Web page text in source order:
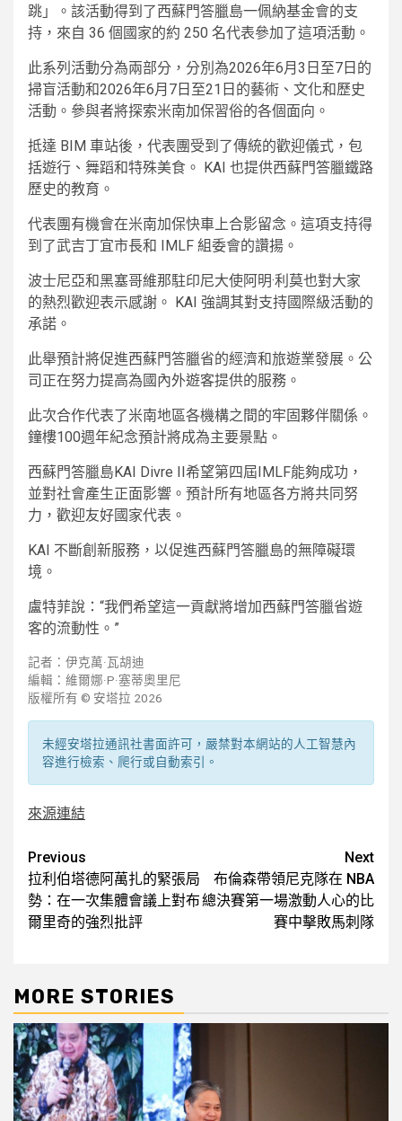
跳」。該活動得到了西蘇門答臘島一佩納基金會的支
持，來自 36 個國家的約 250 名代表參加了這項活動。
此系列活動分為兩部分，分別為2026年6月3日至7日的
掃盲活動和2026年6月7日至21日的藝術、文化和歷史
活動。參與者將探索米南加保習俗的各個面向。
抵達 BIM 車站後，代表團受到了傳統的歡迎儀式，包
括遊行、舞蹈和特殊美食。 KAI 也提供西蘇門答臘鐵路
歷史的教育。
代表團有機會在米南加保快車上合影留念。這項支持得
到了武吉丁宜市長和 IMLF 組委會的讚揚。
波士尼亞和黑塞哥維那駐印尼大使阿明·利莫也對大家
的熱烈歡迎表示感謝。 KAI 強調其對支持國際級活動的
承諾。
此舉預計將促進西蘇門答臘省的經濟和旅遊業發展。公
司正在努力提高為國內外遊客提供的服務。
此次合作代表了米南地區各機構之間的牢固夥伴關係。
鐘樓100週年紀念預計將成為主要景點。
西蘇門答臘島KAI Divre II希望第四屆IMLF能夠成功，
並對社會產生正面影響。預計所有地區各方將共同努
力，歡迎友好國家代表。
KAI 不斷創新服務，以促進西蘇門答臘島的無障礙環
境。
盧特菲說：“我們希望這一貢獻將增加西蘇門答臘省遊
客的流動性。”
記者：伊克萬·瓦胡迪
編輯：維爾娜·P·塞蒂奧里尼
版權所有 © 安塔拉 2026
未經安塔拉通訊社書面許可，嚴禁對本網站的人工智慧內
容進行檢索、爬行或自動索引。
來源連結
Post
navigation
Previous
拉利伯塔德阿萬扎的緊張局
勢：在一次集體會議上對布
爾里奇的強烈批評
Next
布倫森帶領尼克隊在 NBA
總決賽第一場激動人心的比
賽中擊敗馬刺隊
MORE STORIES